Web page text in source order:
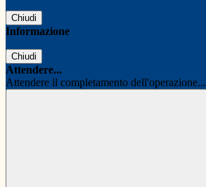
Chiudi
Informazione
Chiudi
Attendere...
Attendere il completamento dell'operazione...